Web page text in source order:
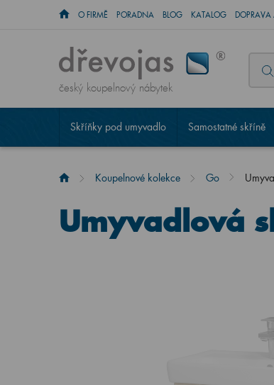
O FIRMĚ PORADNA BLOG KATALOG DOPRAVA
český koupelnový nábytek
Skříňky pod umyvadlo Samostatné skříně
Koupelnové kolekce Go
Umyvadlová